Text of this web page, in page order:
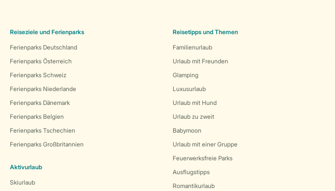
Reiseziele und Ferienparks
Ferienparks Deutschland
Ferienparks Österreich
Ferienparks Schweiz
Ferienparks Niederlande
Ferienparks Dänemark
Ferienparks Belgien
Ferienparks Tschechien
Ferienparks Großbritannien
Aktivurlaub
Skiurlaub
Reisetipps und Themen
Familienurlaub
Urlaub mit Freunden
Glamping
Luxusurlaub
Urlaub mit Hund
Urlaub zu zweit
Babymoon
Urlaub mit einer Gruppe
Feuerwerksfreie Parks
Ausflugstipps
Romantikurlaub